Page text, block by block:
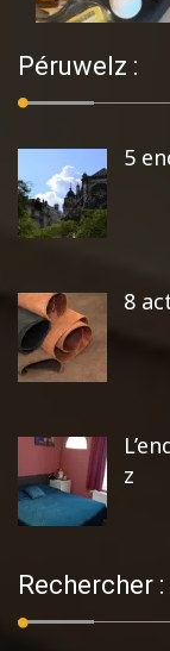
Péruwelz :
5
8
z
Rechercher :